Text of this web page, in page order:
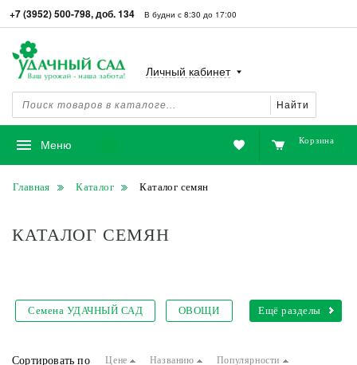
+7 (3952) 500-798, доб. 134 В будни с 8:30 до 17:00
Найти
Личный кабинет
Меню Корзина
Главная Каталог Каталог семян
КАТАЛОГ СЕМЯН
Семена УДАЧНЫЙ САД ОВОЩИ Ещё разделы
Сортировать по Цене Названию Популярности